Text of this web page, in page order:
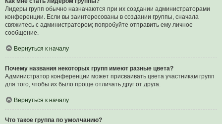
Лидеры групп обычно назначаются при их создании администраторами
конференции. Если вы заинтересованы в создании группы, сначала
свяжитесь с администратором; попробуйте отправить ему личное
сообщение.
Вернуться к началу
Почему названия некоторых групп имеют разные цвета?
Администратор конференции может присваивать цвета участникам групп
для того, чтобы их было проще отличать друг от друга.
Вернуться к началу
Что такое группа по умолчанию?